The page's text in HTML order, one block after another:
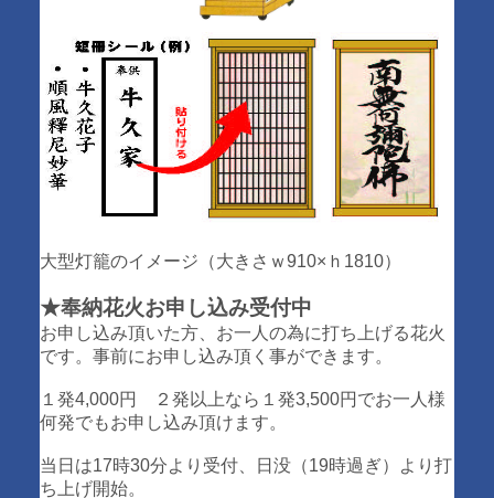
大型灯籠のイメージ（大きさｗ910×ｈ1810）
★奉納花火お申し込み受付中
お申し込み頂いた方、お一人の為に打ち上げる花火
です。事前にお申し込み頂く事ができます。
１発4,000円 ２発以上なら１発3,500円でお一人様
何発でもお申し込み頂けます。
当日は17時30分より受付、日没（19時過ぎ）より打
ち上げ開始。